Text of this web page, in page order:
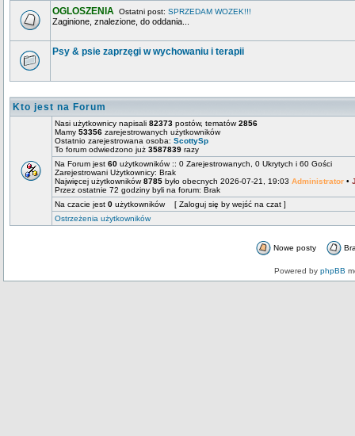
OGLOSZENIA Ostatni post: SPRZEDAM WOZEK!!!
Zaginione, znalezione, do oddania...
Psy & psie zaprzęgi w wychowaniu i terapii
Kto jest na Forum
Nasi użytkownicy napisali 82373 postów, tematów2856
Mamy 53356 zarejestrowanych użytkowników
Ostatnio zarejestrowana osoba: ScottySp
To forum odwiedzono już 3587839 razy
Na Forum jest 60 użytkowników :: 0 Zarejestrowanych, 0 Ukrytych i 60 Gości
Zarejestrowani Użytkownicy: Brak
Najwięcej użytkowników8785 było obecnych 2026-07-21, 19:03 Administrator •
Przez ostatnie 72 godziny byli na forum: Brak
Na czacie jest 0 użytkowników [ Zaloguj się by wejść na czat ]
Ostrzeżenia użytkowników
Nowe posty
Powered by phpBB